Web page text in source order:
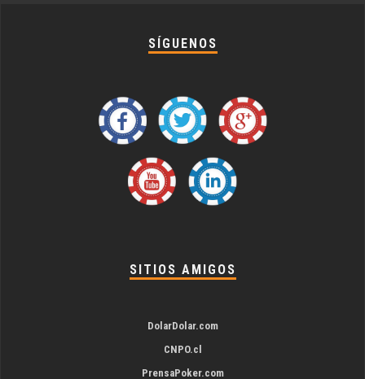
SÍGUENOS
SITIOS AMIGOS
DolarDolar.com
CNPO.cl
PrensaPoker.com